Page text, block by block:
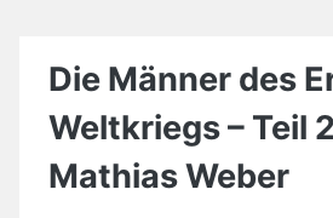
Die Männer des
Weltkriegs – Teil
Mathias Weber